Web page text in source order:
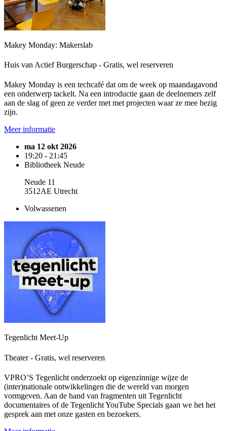
Makey Monday: Makerslab
Huis van Actief Burgerschap - Gratis, wel reserveren
Makey Monday is een techcafé dat om de week op maandagavond
een onderwerp tackelt. Na een introductie gaan de deelnemers zelf
aan de slag of geen ze verder met met projecten waar ze mee bezig
zijn.
Meer informatie
ma 12 okt 2026
19:20 - 21:45
Bibliotheek Neude
Neude 11
3512AE Utrecht
Volwassenen
Tegenlicht Meet-Up
Theater - Gratis, wel reserveren
VPRO’S Tegenlicht onderzoekt op eigenzinnige wijze de
(inter)nationale ontwikkelingen die de wereld van morgen
vormgeven. Aan de hand van fragmenten uit Tegenlicht
documentaires of de Tegenlicht YouTube Specials gaan we het het
gesprek aan met onze gasten en bezoekers.